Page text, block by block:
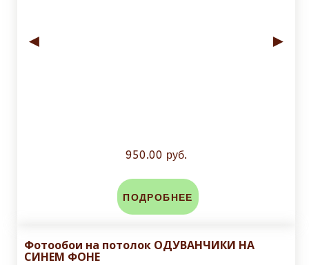
◄ ►
950.00 руб.
ПОДРОБНЕЕ
Фотообои на потолок ОДУВАНЧИКИ НА
СИНЕМ ФОНЕ